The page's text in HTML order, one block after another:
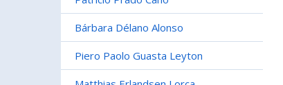
Bárbara Délano Alonso
Piero Paolo Guasta Leyton